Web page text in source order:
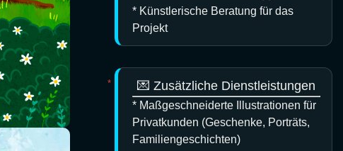
* Künstlerische Beratung für das
Projekt
💌 Zusätzliche Dienstleistungen
* Maßgeschneiderte Illustrationen für
Privatkunden (Geschenke, Porträts,
Familiengeschichten)